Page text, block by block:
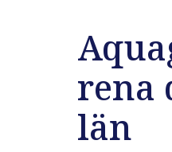
rena
län